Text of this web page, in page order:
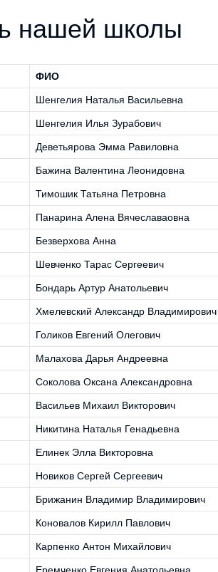
нашей школы
ФИО
Шенгелия Наталья Васильевна
Шенгелия Илья Зурабович
Деветьярова Эмма Равиловна
Бажина Валентина Леонидовна
Тимошик Татьяна Петровна
Панарина Алена Вячеславаовна
Безверхова Анна
Шевченко Тарас Сергеевич
Бондарь Артур Анатольевич
Хмелевский Александр Владимирович
Голиков Евгений Олегович
Малахова Дарья Андреевна
Соколова Оксана Александровна
Васильев Михаил Викторович
Никитина Наталья Генадьевна
Елинек Элла Викторовна
Новиков Сергей Сергеевич
Брижанин Владимир Владимирович
Коновалов Кирилл Павлович
Карпенко Антон Михайлович